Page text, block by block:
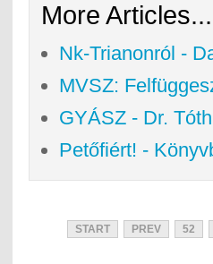
More Articles...
Nk-Trianonról -
MVSZ:
GYÁSZ - Dr.
Petőfiért! -
START PREV 52